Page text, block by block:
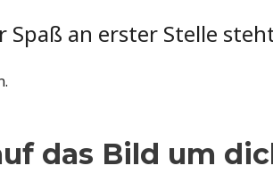
an erster Stelle
das Bild um